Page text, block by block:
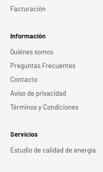
Facturación
Información
Quiénes somos
Preguntas Frecuentes
Contacto
Aviso de privacidad
Términos y Condiciones
Servicios
Estudio de calidad de energía